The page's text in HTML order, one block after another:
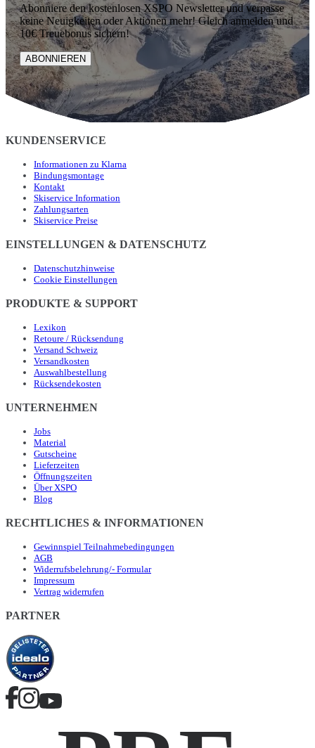
Abonniere den kostenlosen XSPO Newsletter und verpasse
keine Neuigkeiten oder Aktionen mehr! Gleich anmelden und
10€ Treuebonus sichern!
ABONNIEREN
KUNDENSERVICE
Informationen zu Klarna
Bindungsmontage
Kontakt
Skiservice Information
Zahlungsarten
Skiservice Preise
EINSTELLUNGEN & DATENSCHUTZ
Datenschutzhinweise
Cookie Einstellungen
PRODUKTE & SUPPORT
Lexikon
Retoure / Rücksendung
Versand Schweiz
Versandkosten
Auswahlbestellung
Rücksendekosten
UNTERNEHMEN
Jobs
Material
Gutscheine
Lieferzeiten
Öffnungszeiten
Über XSPO
Blog
RECHTLICHES & INFORMATIONEN
Gewinnspiel Teilnahmebedingungen
AGB
Widerrufsbelehrung/- Formular
Impressum
Vertrag widerrufen
PARTNER